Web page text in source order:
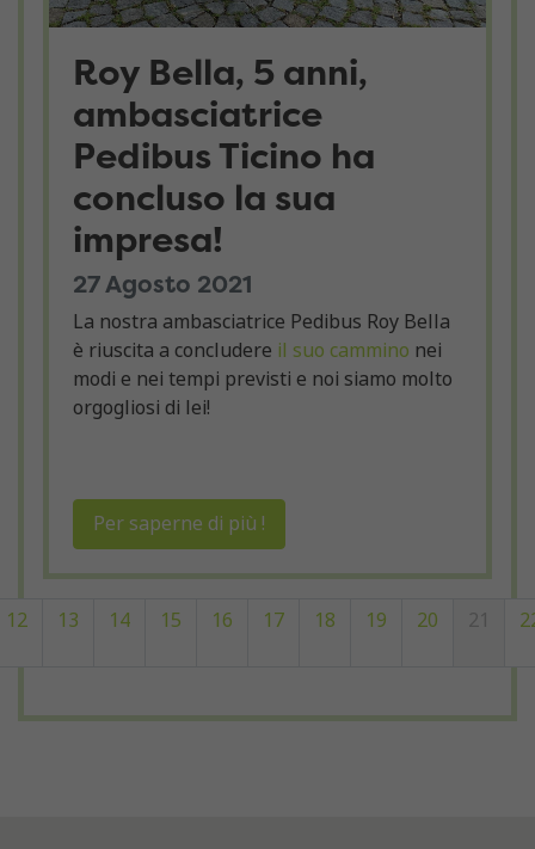
Roy Bella, 5 anni,
ambasciatrice
Pedibus Ticino ha
concluso la sua
impresa!
27 Agosto 2021
La nostra ambasciatrice Pedibus Roy Bella
è riuscita a concludere il suo cammino nei
modi e nei tempi previsti e noi siamo molto
orgogliosi di lei!
Per saperne di più !
12 13 14 15 16 17 18 19 20 21